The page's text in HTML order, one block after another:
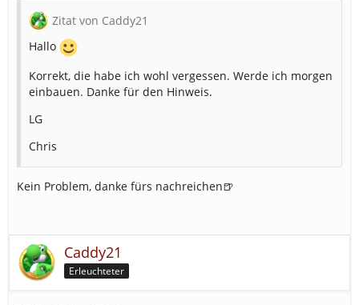
Zitat von Caddy21
Hallo
Korrekt, die habe ich wohl vergessen. Werde ich morgen
einbauen. Danke für den Hinweis.
LG
Chris
Kein Problem, danke fürs nachreichen🍺
Caddy21
Erleuchteter